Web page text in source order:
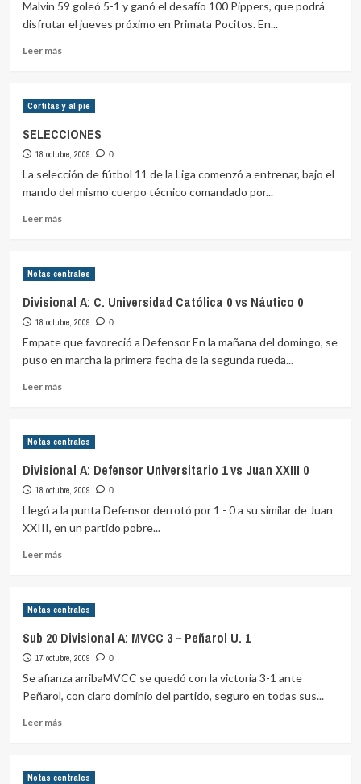
MUCAM
Malvin 59 goleó 5-1 y ganó el desafío 100 Pippers, que podrá
disfrutar el jueves próximo en Primata Pocitos. En...
Leer másLeer
Cortitas y al pie
SELECCIONES
18 octubre, 2009 0
La selección de fútbol 11 de la Liga comenzó a entrenar, bajo el
mando del mismo cuerpo técnico comandado por...
Leer másLeer
Notas centrales
Divisional A: C. Universidad Católica 0 vs Náutico 0
18 octubre, 2009 0
Empate que favoreció a Defensor En la mañana del domingo, se
puso en marcha la primera fecha de la segunda rueda...
Leer másLeer
A:
Universidad
Católica
0
Náutico
0
Notas centrales
Divisional A: Defensor Universitario 1 vs Juan XXIII 0
18 octubre, 2009 0
Llegó a la punta Defensor derrotó por 1 - 0 a su similar de Juan
XXIII, en un partido pobre...
Leer másLeer
A:
Universitario
1
vs
XXIII
0
Notas centrales
Sub 20 Divisional A: MVCC 3 – Peñarol U. 1
17 octubre, 2009 0
Se afianza arribaMVCC se quedó con la victoria 3-1 ante
Peñarol, con claro dominio del partido, seguro en todas sus...
Leer másLeer
20
Notas centrales